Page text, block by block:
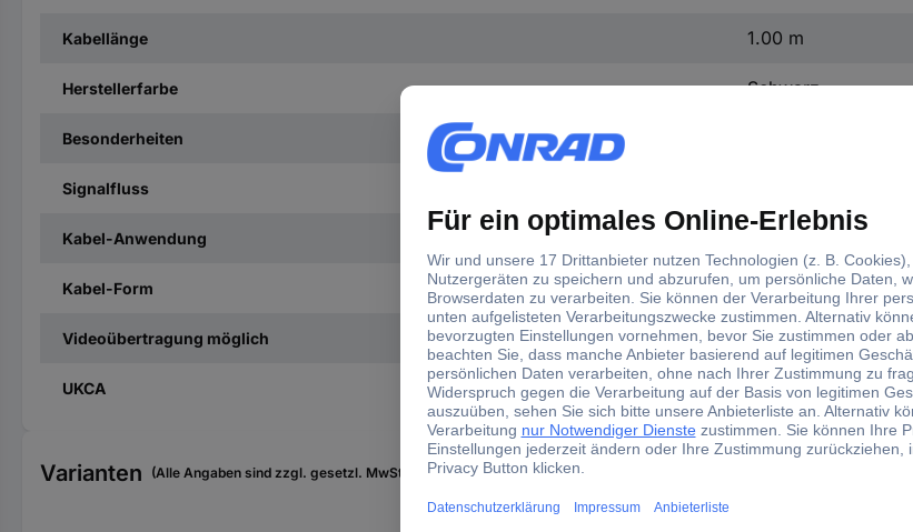
Kabellänge 1.00 m
Herstellerfarbe Schwarz
Besonderheiten
Signalfluss
Kabel-Anwendung
Kabel-Form rund
Videoübertragung möglich Ja
UKCA nicht relevant
Varianten (Alle Angaben sind zzgl. gesetzl. MwSt., zzgl. Versand)